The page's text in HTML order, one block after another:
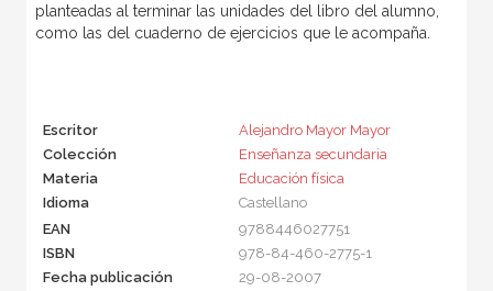
planteadas al terminar las unidades del libro del alumno,
como las del cuaderno de ejercicios que le acompaña.
Escritor
Alejandro Mayor Mayor
Colección
Enseñanza secundaria
Materia
Educación física
Idioma
Castellano
EAN
9788446027751
ISBN
978-84-460-2775-1
Fecha publicación
29-08-2007